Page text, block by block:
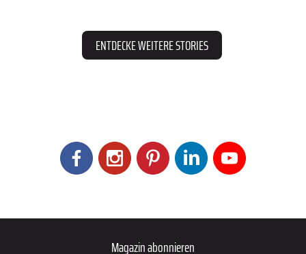
ENTDECKE WEITERE STORIES
Magazin abonnieren